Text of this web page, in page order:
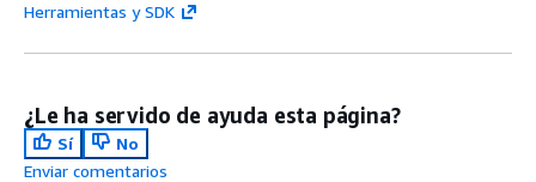
Herramientas y SDK
¿Le ha servido de ayuda esta página?
Sí
No
Enviar comentarios